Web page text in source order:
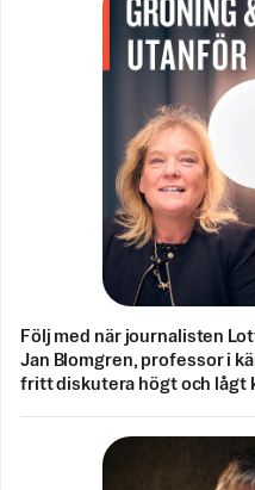
Följ med när journalisten
Jan Blomgren, professor i
fritt diskutera högt och lågt